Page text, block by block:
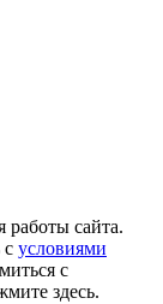
сайта.
с условиями
с
здесь.